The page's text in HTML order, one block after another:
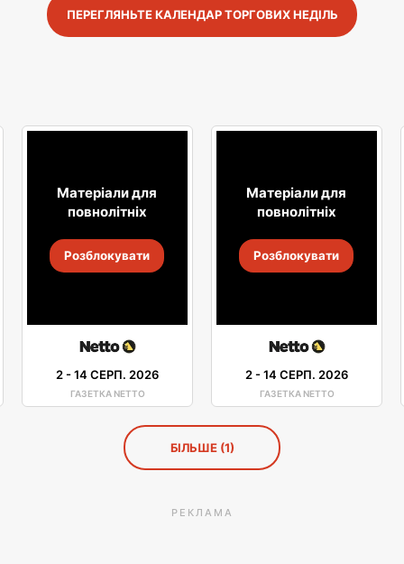
ПЕРЕГЛЯНЬТЕ КАЛЕНДАР ТОРГОВИХ НЕДІЛЬ
Матеріали для
повнолітніх
Розблокувати
2-14 СЕРП. 2026
ГАЗЕТКА NETTO
Матеріали для
повнолітніх
Розблокувати
2-14 СЕРП. 2026
ГАЗЕТКА NETTO
БІЛЬШЕ (1)
РЕКЛАМА